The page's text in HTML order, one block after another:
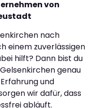
von
nach
einem zuverlässigen
hilft? Dann bist du
genau
und
wir dafür, dass
abläuft.